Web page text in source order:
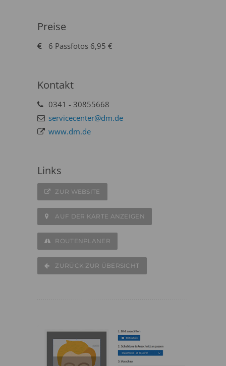
Preise
6 Passfotos 6,95 €
Kontakt
0341 - 30855668
servicecenter@dm.de
www.dm.de
Links
ZUR WEBSITE
AUF DER KARTE ANZEIGEN
ROUTENPLANER
ZURÜCK ZUR ÜBERSICHT